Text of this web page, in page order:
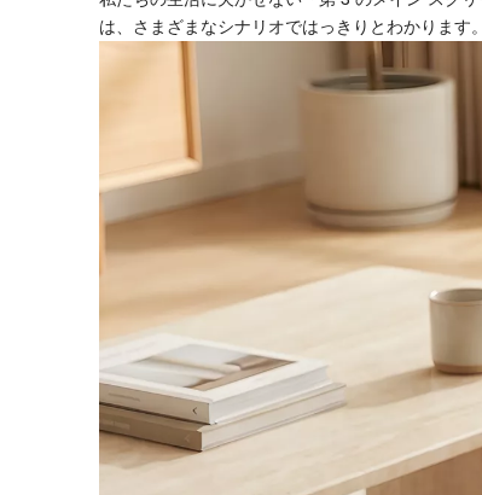
は、さまざまなシナリオではっきりとわかります。